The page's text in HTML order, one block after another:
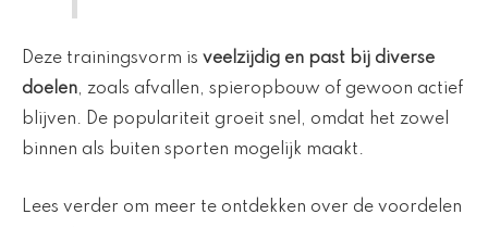
Deze trainingsvorm is veelzijdig en past bij diverse
doelen, zoals afvallen, spieropbouw of gewoon actief
blijven. De populariteit groeit snel, omdat het zowel
binnen als buiten sporten mogelijk maakt.
Lees verder om meer te ontdekken over de voordelen